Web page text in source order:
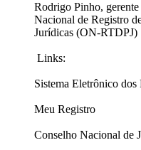
Rodrigo Pinho,
Nacional de Registro
Jurídicas (ON-RTDPJ)
Links:
Sistema Eletrônico
Meu Registro
Conselho Nacional de